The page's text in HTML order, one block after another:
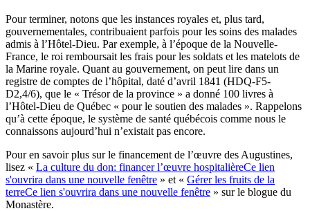
Pour terminer, notons que les instances royales et, plus tard,
gouvernementales, contribuaient parfois pour les soins des malades
admis à l’Hôtel-Dieu. Par exemple, à l’époque de la Nouvelle-
France, le roi remboursait les frais pour les soldats et les matelots de
la Marine royale. Quant au gouvernement, on peut lire dans un
registre de comptes de l’hôpital, daté d’avril 1841 (HDQ-F5-
D2,4/6), que le « Trésor de la province » a donné 100 livres à
l’Hôtel-Dieu de Québec « pour le soutien des malades ». Rappelons
qu’à cette époque, le système de santé québécois comme nous le
connaissons aujourd’hui n’existait pas encore.
Pour en savoir plus sur le financement de l’œuvre des Augustines,
lisez « La culture du don: financer l’œuvre hospitalièreCe lien
s'ouvrira dans une nouvelle fenêtre » et « Gérer les fruits de la
terreCe lien s'ouvrira dans une nouvelle fenêtre » sur le blogue du
Monastère.